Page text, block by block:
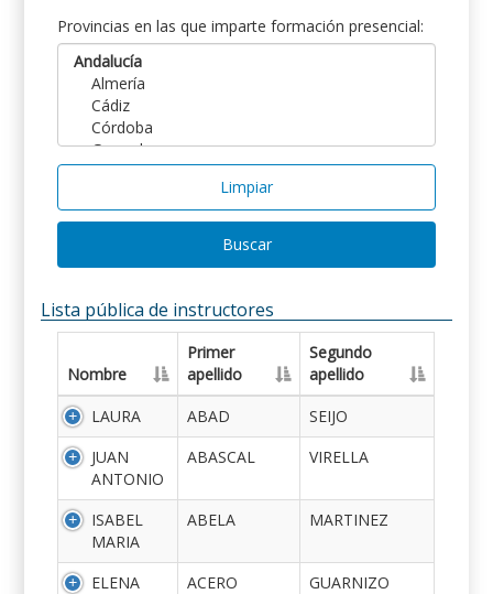
Provincias en las que imparte formación presencial:
Limpiar
Buscar
Lista pública de instructores
Nombre
Primer
apellido
Segundo
apellido
LAURA
ABAD
SEIJO
JUAN
ANTONIO
ABASCAL VIRELLA
ISABEL
MARIA
ABELA MARTINEZ
ELENA ACERO
GUARNIZO